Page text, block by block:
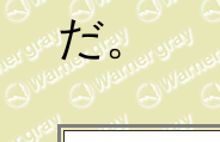
だ。